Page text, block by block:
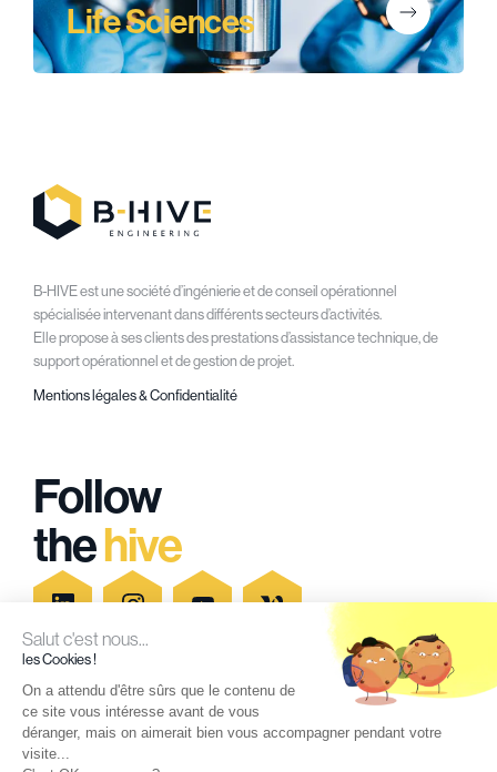
Life Sciences
B-HIVE est une société d’ingénierie et de conseil opérationnel
spécialisée intervenant dans différents secteurs d’activités.
Elle propose à ses clients des prestations d’assistance technique, de
support opérationnel et de gestion de projet.
Mentions légales & Confidentialité
Follow
thehive
Secteurs d'activités
Recrutement
Blog
Newsletter
Salut c'est nous...
les Cookies !
On a attendu d'être sûrs que le contenu de
ce site vous intéresse avant de vous
déranger, mais on aimerait bien vous accompagner pendant votre
visite...